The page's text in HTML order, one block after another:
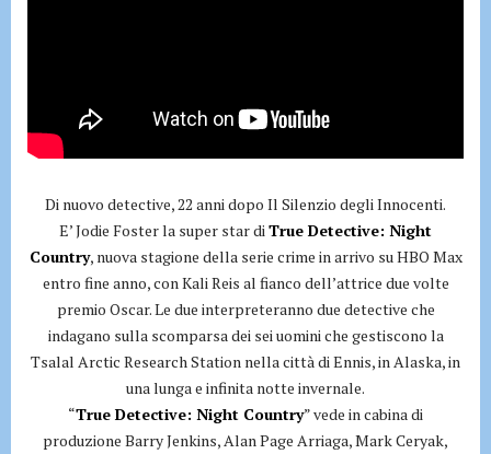
Di nuovo detective, 22 anni dopo Il Silenzio degli Innocenti.
E’ Jodie Foster la super star diTrue Detective: Night
Country, nuova stagione della serie crime in arrivo su HBO Max
entro fine anno, con Kali Reis al fianco dell’attrice due volte
premio Oscar. Le due interpreteranno due detective che
indagano sulla scomparsa dei sei uomini che gestiscono la
Tsalal Arctic Research Station nella città di Ennis, in Alaska, in
una lunga e infinita notte invernale.
“True Detective: Night Country” vede in cabina di
produzione Barry Jenkins, Alan Page Arriaga, Mark Ceryak,